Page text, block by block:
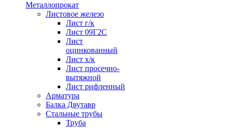
Металлопрокат
Листовое железо
Лист г/к
Лист 09Г2С
Лист
оцинкованный
Лист х/к
Лист просечно-
вытяжной
Лист рифленный
Арматура
Балка Двутавр
Стальные трубы
Труба